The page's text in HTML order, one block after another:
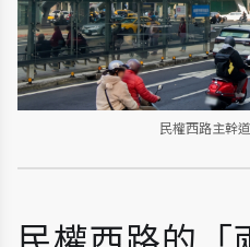
民權西路主幹